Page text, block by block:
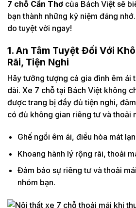
7 chỗ Cần Thơ của Bách Việt sẽ
bạn thành những kỷ niệm đáng
do tuyệt vời ngay!
1. An Tâm Tuyệt Đối Với
Rãi, Tiện Nghi
Hãy tưởng tượng cả gia đình êm ái
dài. Xe 7 chỗ tại Bách Việt không
được trang bị đầy đủ tiện nghi,
có đủ không gian riêng tư và thoải
Ghế ngồi êm ái, điều hòa mát
Khoang hành lý rộng rãi, thoải
Đảm bảo sự riêng tư và thoải
nhóm bạn.